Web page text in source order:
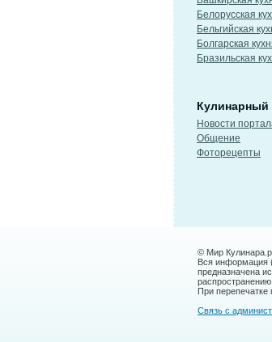
Белорусская
Бельгийская
Болгарская
Бразильская
Кулинарный
Новости
Общение
Фоторецепты
© Мир
Вся информация
предназначена
При перепечатке
Связь с